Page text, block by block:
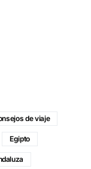
de viaje
Egipto